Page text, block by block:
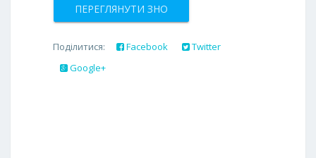
ПЕРЕГЛЯНУТИ ЗНО
Поділитися: Facebook
Twitter
Google+